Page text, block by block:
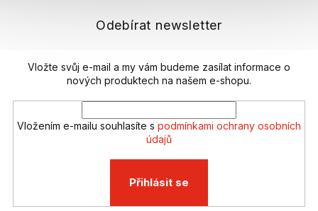
Odebírat newsletter
Vložte svůj e-mail a my vám budeme zasílat informace o
nových produktech na našem e-shopu.
Vložením e-mailu souhlasíte s podmínkami ochrany osobních
údajů
Přihlásit se